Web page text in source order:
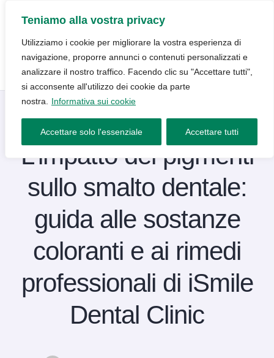
Teniamo alla vostra privacy
Utilizziamo i cookie per migliorare la vostra esperienza di
navigazione, proporre annunci o contenuti personalizzati e
analizzare il nostro traffico. Facendo clic su "Accettare tutti",
si acconsente all'utilizzo dei cookie da parte
nostra.
Informativa sui cookie
Accettare solo l'essenziale Accettare tutti
L’impatto dei pigmenti
sullo smalto dentale:
guida alle sostanze
coloranti e ai rimedi
professionali di iSmile
Dental Clinic